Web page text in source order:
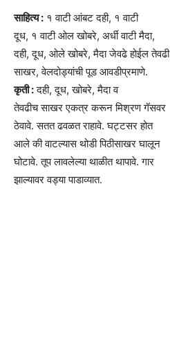
साहित्य : १ वाटी आंबट दही, १ वाटी
दूध, १ वाटी ओल खोबरे, अर्धी वाटी मैदा,
दही, दूध, ओले खोबरे, मैदा जेवढे होईल तेवढी
साखर, वेलदोड्यांची पूड आवडीप्रमाणे.
कृती :दही, दूध, खोबरे, मैदा व
तेवढीच साखर एकत्र करून मिश्रण गॅसवर
ठेवावे. सतत ढवळत राहावे. घट्टसर होत
आले की वाटल्यास थोडी पिठीसाखर घालून
घोटावे. तूप लावलेल्या थाळीत थापावे. गार
झाल्यावर वड्या पाडाव्यात.